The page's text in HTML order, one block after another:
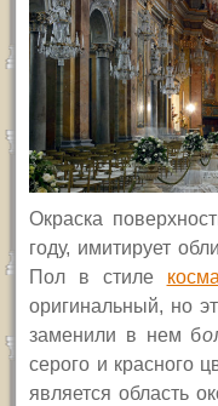
Окраска
году, имитирует
Пол в стиле
оригинальный, но
заменили в нем бо
серого и красного
является область